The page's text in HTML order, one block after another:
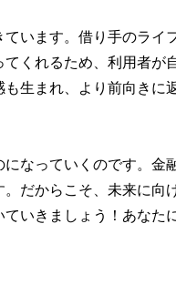
います。借り手のライ
くれるため、利用者が
生まれ、より前向きに
なっていくのです。金
だからこそ、未来に向
いきましょう！あなた